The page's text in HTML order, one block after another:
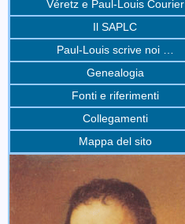
Véretz e Paul-Louis Courier
Il SAPLC
Paul-Louis scrive noi …
Genealogia
Fonti e riferimenti
Collegamenti
Mappa del sito